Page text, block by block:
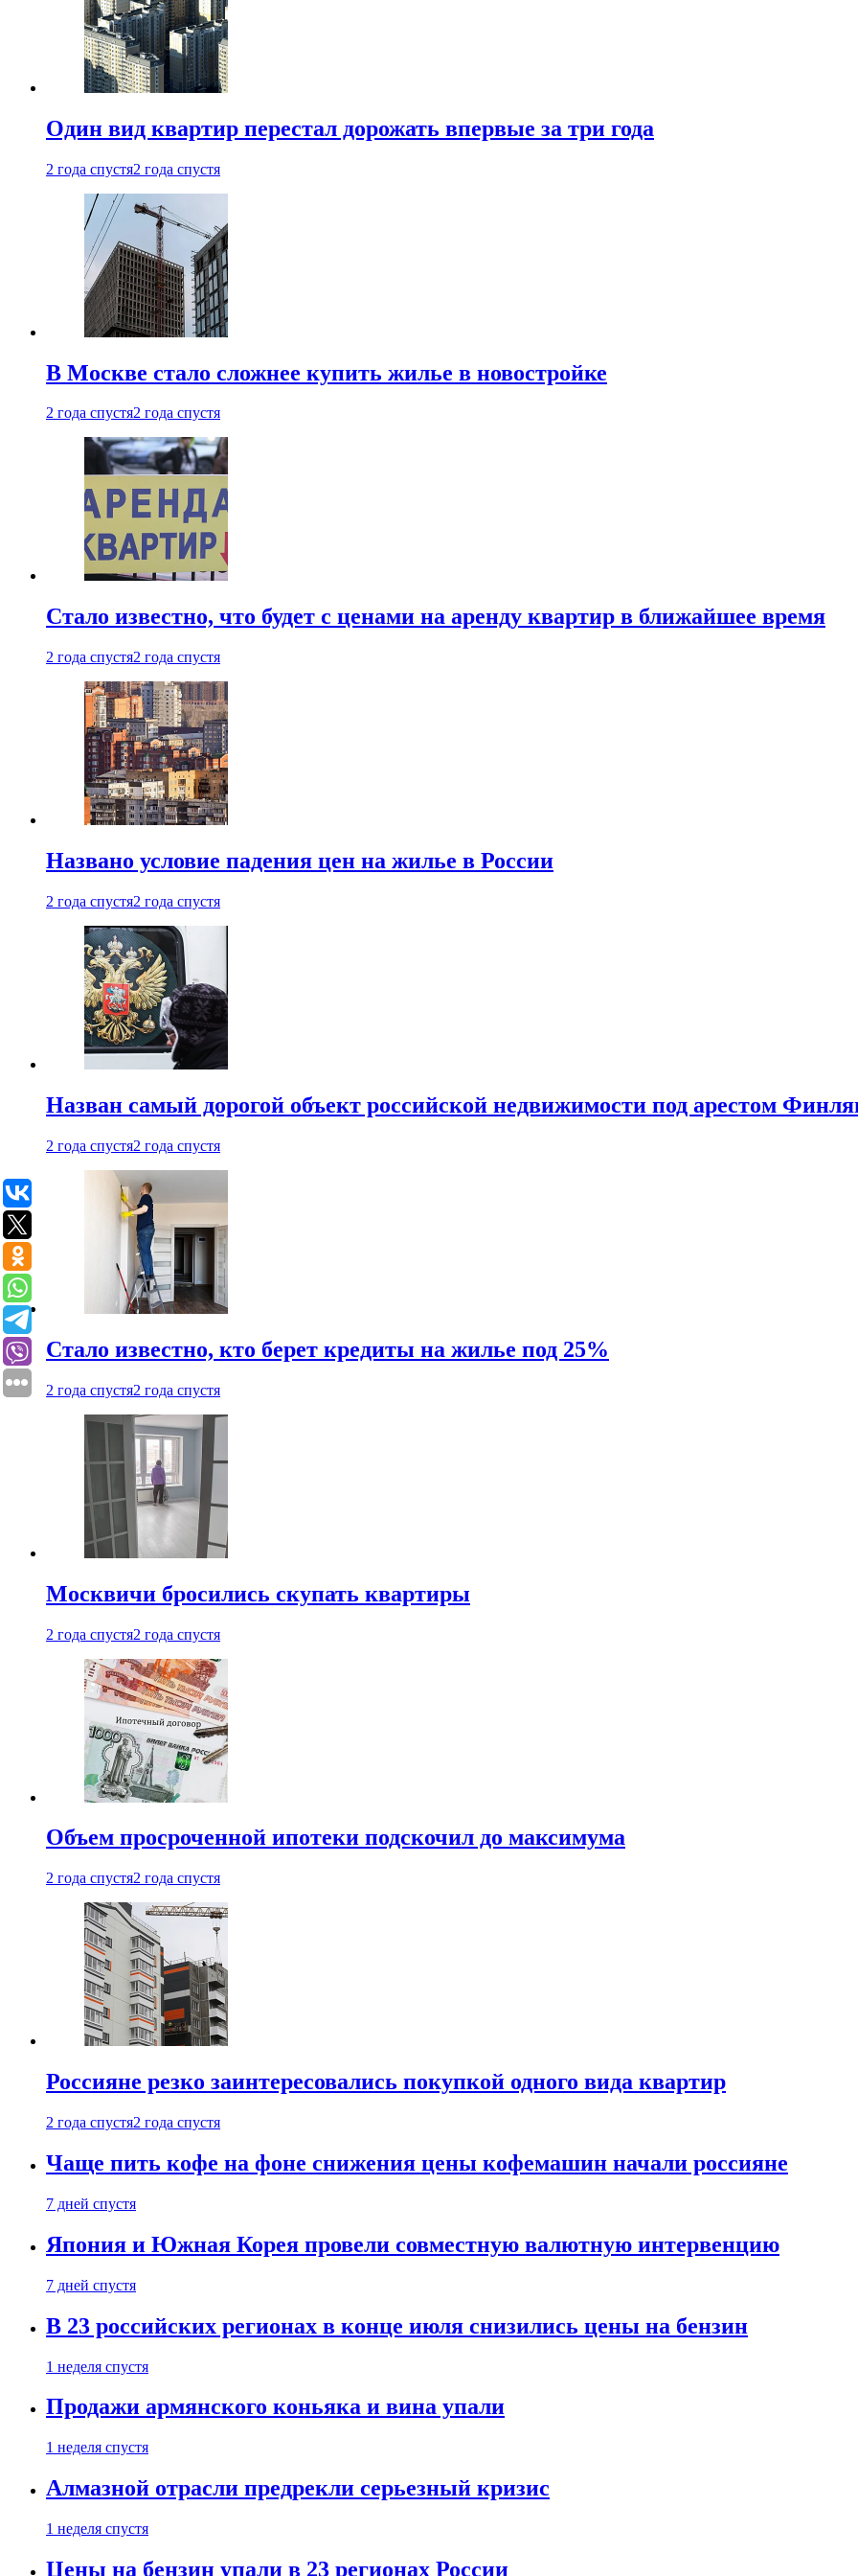
Один вид квартир перестал дорожать впервые за три года
2 года спустя2 года спустя
В Москве стало сложнее купить жилье в новостройке
2 года спустя2 года спустя
Стало известно, что будет с ценами на аренду квартир в ближайшее время
2 года спустя2 года спустя
Названо условие падения цен на жилье в России
2 года спустя2 года спустя
Назван самый дорогой объект российской недвижимости под арестом
2 года спустя2 года спустя
Стало известно, кто берет кредиты на жилье под 25%
2 года спустя2 года спустя
Москвичи бросились скупать квартиры
2 года спустя2 года спустя
Объем просроченной ипотеки подскочил до максимума
2 года спустя2 года спустя
Россияне резко заинтересовались покупкой одного вида квартир
2 года спустя2 года спустя
Чаще пить кофе на фоне снижения цены кофемашин начали россияне
7 дней спустя
Япония и Южная Корея провели совместную валютную интервенцию
7 дней спустя
В 23 российских регионах в конце июля снизились цены на бензин
1 неделя спустя
Продажи армянского коньяка и вина упали
1 неделя спустя
Алмазной отрасли предрекли серьезный кризис
1 неделя спустя
Цены на бензин упали в 23 регионах России